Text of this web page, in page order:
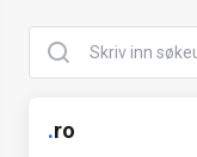
.ro